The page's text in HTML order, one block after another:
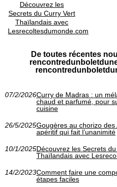
Découvrez les
Secrets du Curry Vert
Thaïlandais avec
Lesrecoltesdumonde.com
De toutes récentes
07/2/2026Curry de Madras : un
chaud et parfumé, pour
cuisine
26/5/2025Gougères au chorizo
apéritif qui fait l’unanimité
10/1/2025Découvrez les Secrets
Thaïlandais avec
14/2/2023Comment faire une
étapes faciles